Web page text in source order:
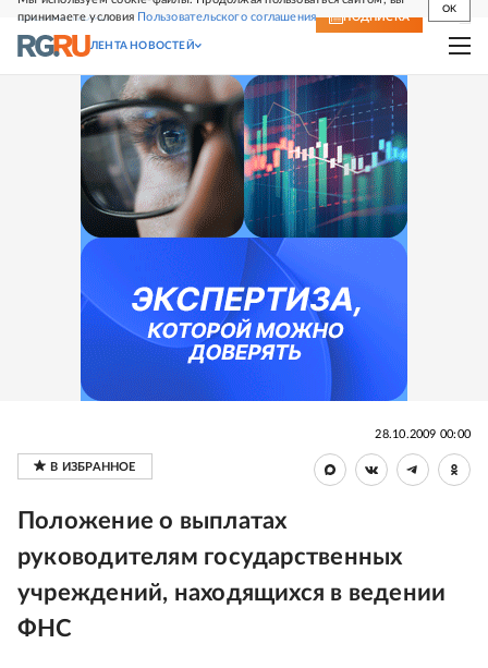
принимаете условия Пользовательского соглашения
OK
СВЕЖИЙ НОМЕР ПОДПИСКА
ЛЕНТА НОВОСТЕЙ
28.10.2009 00:00
Положение о выплатах
руководителям государственных
учреждений, находящихся в ведении
ФНС